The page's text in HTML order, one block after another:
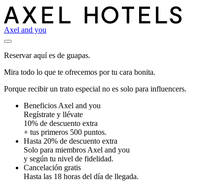
Axel and you
Reservar aquí es de guapas.
Mira todo lo que te ofrecemos por tu cara bonita.
Porque recibir un trato especial no es solo para influencers.
Beneficios Axel and you
Regístrate y llévate
10% de descuento extra
+ tus primeros 500 puntos.
Hasta 20% de descuento extra
Solo para miembros Axel and you
y según tu nivel de fidelidad.
Cancelación gratis
Hasta las 18 horas del día de llegada.